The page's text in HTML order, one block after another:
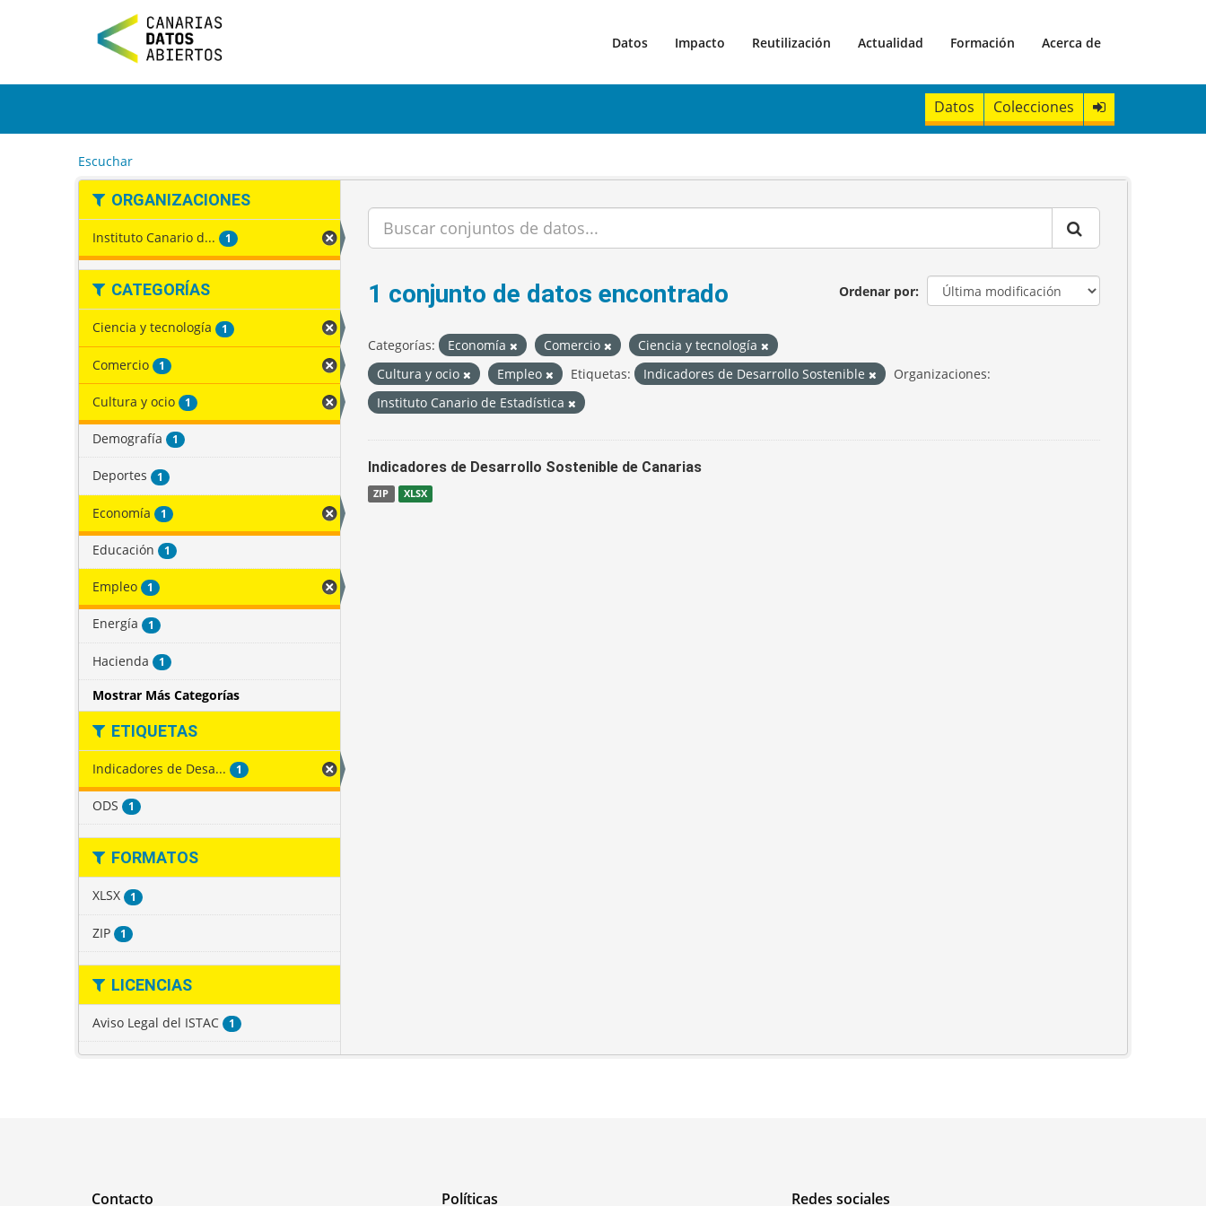
t
Datos Impacto Reutilización Actualidad Formación Acerca de
Datos Colecciones
Escuchar
ORGANIZACIONES
Instituto Canario d... 1
CATEGORÍAS
Ciencia y tecnología 1
Comercio 1
Cultura y ocio 1
Demografía 1
Deportes 1
Economía 1
Educación 1
Empleo 1
Energía 1
Hacienda 1
Mostrar Más Categorías
ETIQUETAS
Indicadores de Desa... 1
ODS 1
FORMATOS
XLSX 1
ZIP 1
LICENCIAS
Aviso Legal del ISTAC 1
Ordenar por
1 conjunto de datos encontrado
Categorías: Economía Comercio
Ciencia y tecnología
Cultura y ocio
Empleo Etiquetas: Indicadores de Desarrollo Sostenible
Organizaciones:
Instituto Canario de Estadística
Indicadores de Desarrollo Sostenible de Canarias
ZIP XLSX
Contacto Políticas Redes sociales